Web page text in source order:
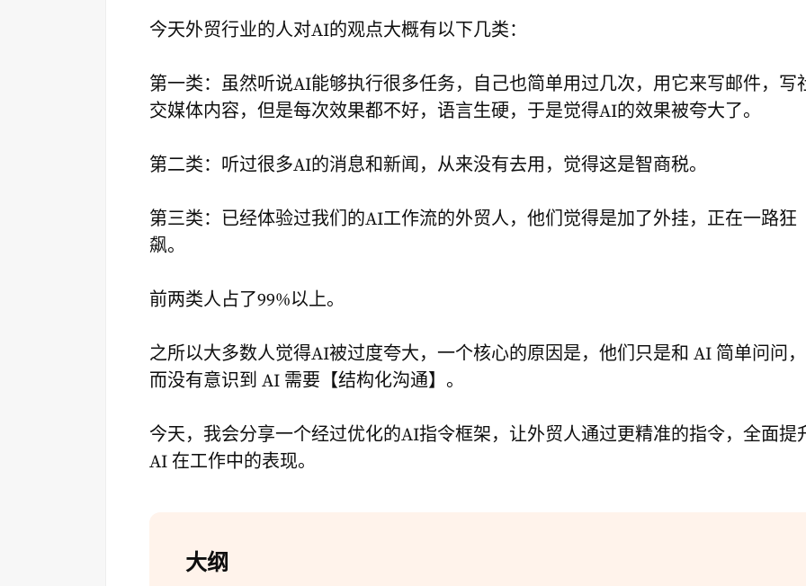
今天外贸行业的人对AI的观点大概有以下几类：
第一类：虽然听说AI能够执行很多任务，自己也简单用过几次，用它来写邮件，写
交媒体内容，但是每次效果都不好，语言生硬，于是觉得AI的效果被夸大了。
第二类：听过很多AI的消息和新闻，从来没有去用，觉得这是智商税。
第三类：已经体验过我们的AI工作流的外贸人，他们觉得是加了外挂，正在一路狂
飙。
前两类人占了99%以上。
之所以大多数人觉得AI被过度夸大，一个核心的原因是，他们只是和 AI 简单问问，
而没有意识到 AI 需要【结构化沟通】。
今天，我会分享一个经过优化的AI指令框架，让外贸人通过更精准的指令，全面提
AI 在工作中的表现。
大纲